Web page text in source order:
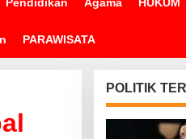
PARAWISATA
POLITIK